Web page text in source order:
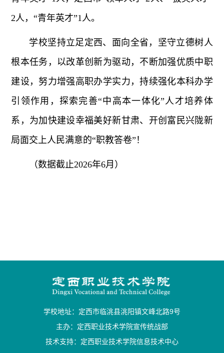
2人，“青年英才”1人。
学校坚持立足定西、面向全省，坚守立德树人
根本任务，以改革创新为驱动，不断加强优质中职
建设，努力增强高职办学实力，持续强化本科办学
引领作用，探索完善“中高本一体化”人才培养体
系，为加快建设幸福美好新甘肃、开创富民兴陇新
局面交上人民满意的“职教答卷”！
（数据截止2026年6月）
学校地址：定西市临洮县洮阳镇文峰北路9号
主办：定西职业技术学院宣传统战部
技术支持：定西职业技术学院信息技术中心